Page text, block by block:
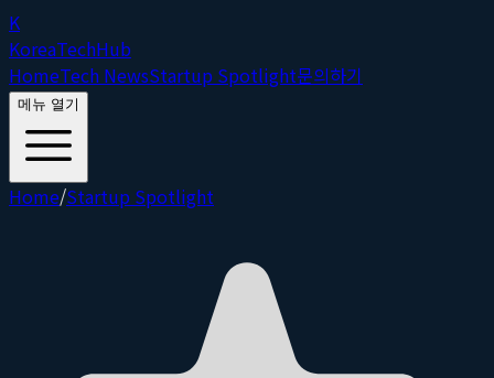
K
KoreaTechHub
HomeTech NewsStartup Spotlight문의하기
메뉴 열기
Home/Startup Spotlight